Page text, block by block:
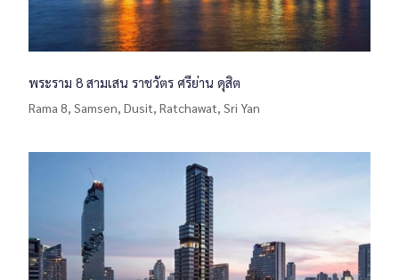
พระราม 8 สามเสน ราชวัตร ศรีย่าน ดุสิต
Rama 8, Samsen, Dusit, Ratchawat, Sri Yan